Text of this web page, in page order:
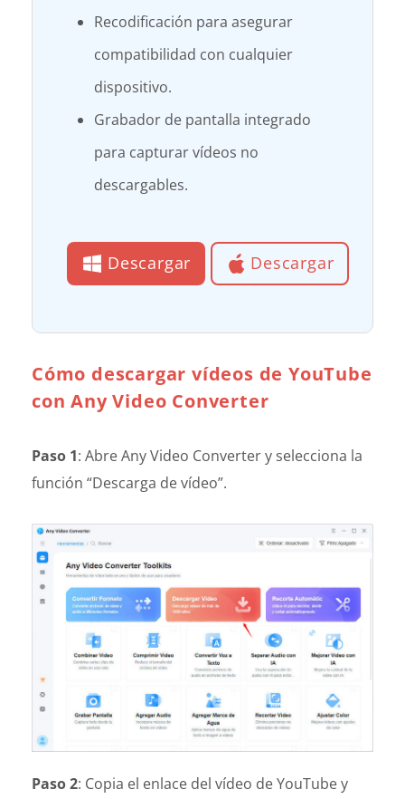
Recodificación para asegurar
compatibilidad con cualquier
dispositivo.
Grabador de pantalla integrado
para capturar vídeos no
descargables.
Descargar Descargar
Cómo descargar vídeos de YouTube
con Any Video Converter
Paso 1: Abre Any Video Converter y selecciona la
función “Descarga de vídeo”.
Paso 2: Copia el enlace del vídeo de YouTube y